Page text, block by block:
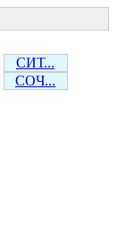
СИТ...
СОЧ...